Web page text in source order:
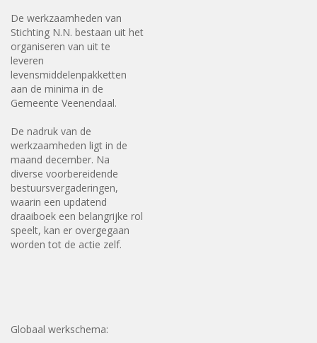
De werkzaamheden van
Stichting N.N. bestaan uit het
organiseren van uit te
leveren
levensmiddelenpakketten
aan de minima in de
Gemeente Veenendaal.
De nadruk van de
werkzaamheden ligt in de
maand december. Na
diverse voorbereidende
bestuursvergaderingen,
waarin een updatend
draaiboek een belangrijke rol
speelt, kan er overgegaan
worden tot de actie zelf.
Globaal werkschema: